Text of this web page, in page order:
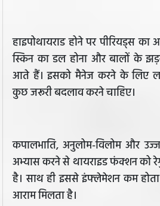
हाइपोथायराड होने पर पीरियड्स का
स्किन का डल होना और बालों के
आते हैं। इसको मैनेज करने के लिए
कुछ जरूरी बदलाव करने चाहिए।
कपालभाति, अनुलोम-विलोम और
अभ्यास करने से थायराइड फंक्शन को
है। साथ ही इससे इंफ्लेमेशन कम
आराम मिलता है।